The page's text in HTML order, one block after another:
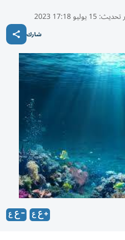
تحديث:15 يوليو 17:18 2023
شارك